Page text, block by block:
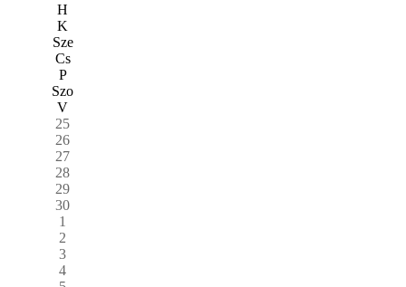
H
K
Sze
Cs
P
Szo
V
25
26
27
28
29
30
1
2
3
4